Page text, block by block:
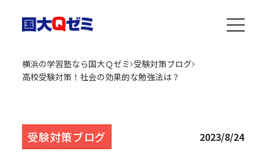
横浜の学習塾なら国大Ｑゼミ 受験対策ブログ
高校受験対策！社会の効果的な勉強法は？
受験対策ブログ 2023/8/24